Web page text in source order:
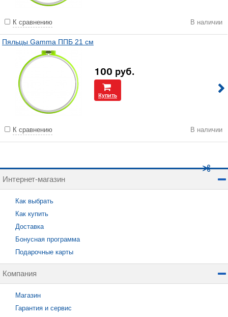
К сравнению В наличии
Пяльцы Gamma ППБ 21 см
100 руб.
Купить
К сравнению В наличии
Интернет-магазин
Как выбрать
Как купить
Доставка
Бонусная программа
Подарочные карты
Компания
Магазин
Гарантия и сервис